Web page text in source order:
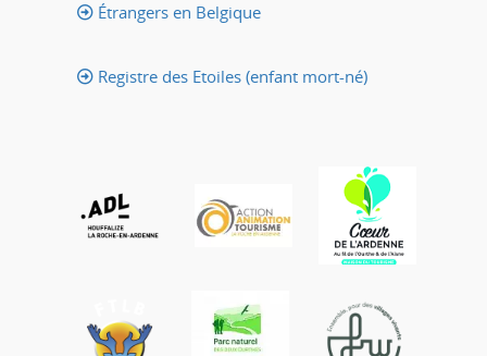
Étrangers en Belgique
Registre des Etoiles (enfant mort-né)